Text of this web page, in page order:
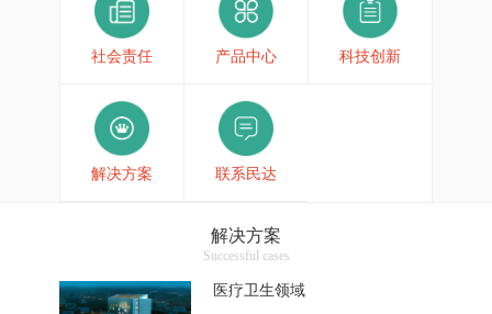
社会责任 产品中心 科技创新
解决方案 联系民达
解决方案
Successful cases
医疗卫生领域